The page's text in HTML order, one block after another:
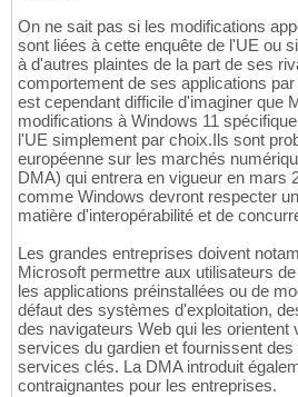
On ne sait pas si les modifications
sont liées à cette enquête de l'UE ou
à d'autres plaintes de la part de ses
comportement de ses applications
est cependant difficile d'imaginer que
modifications à Windows 11
l'UE simplement par choix.Ils sont
européenne sur les marchés
DMA) qui entrera en vigueur en mars
comme Windows devront respecter
matière d'interopérabilité et de
Les grandes entreprises doivent
Microsoft permettre aux utilisateurs
les applications préinstallées ou de
défaut des systèmes d'exploitation,
des navigateurs Web qui les orientent
services du gardien et fournissent
services clés. La DMA introduit
contraignantes pour les entreprises.